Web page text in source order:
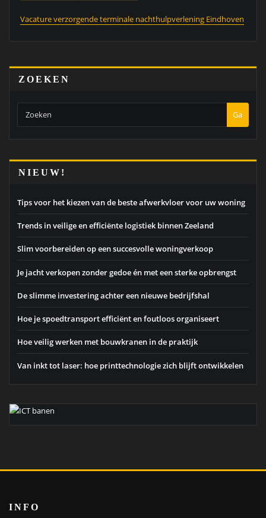
Vacature verzorgende terminale nachthulpverlening Eindhoven
ZOEKEN
Ga
NIEUW!
Tips voor het kiezen van de beste afwerkvloer voor uw woning
Trends in veilige en efficiënte logistiek binnen Zeeland
Slim voorbereiden op een succesvolle woningverkoop
Je jacht verkopen zonder gedoe én met een sterke opbrengst
De slimme investering achter een nieuwe bedrijfshal
Hoe je spoedtransport efficiënt en foutloos organiseert
Hoe veilig werken met bouwkranen in de praktijk
Van inkt tot laser: hoe printtechnologie zich blijft ontwikkelen
INFO